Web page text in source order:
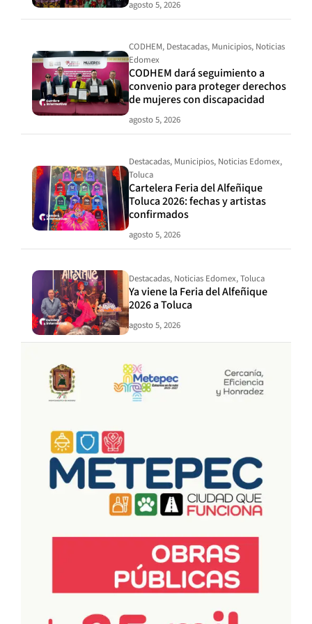
agosto 5, 2026
CODHEM, Destacadas, Municipios, Noticias
Edomex
CODHEM dará seguimiento a
convenio para proteger derechos
de mujeres con discapacidad
agosto 5, 2026
Destacadas, Municipios, Noticias Edomex,
Toluca
Cartelera Feria del Alfeñique
Toluca 2026: fechas y artistas
confirmados
agosto 5, 2026
Destacadas, Noticias Edomex,Toluca
Ya viene la Feria del Alfeñique
2026 a Toluca
agosto 5, 2026